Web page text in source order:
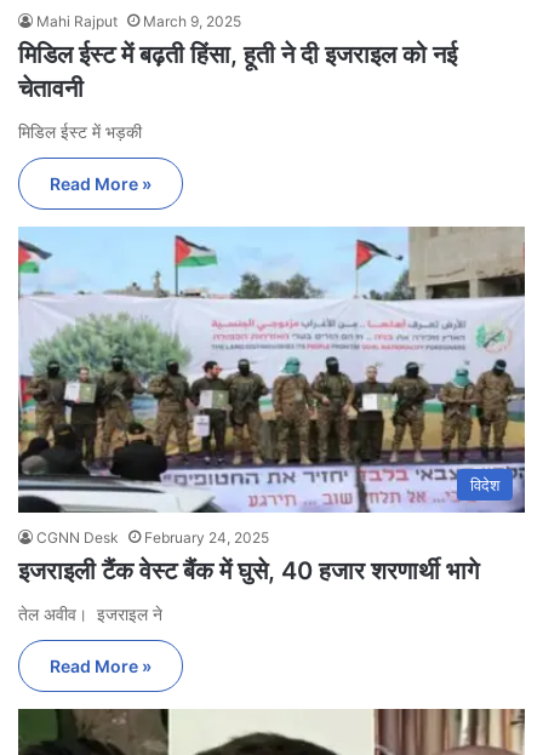
Mahi Rajput March 9, 2025
मिडिल ईस्ट में बढ़ती हिंसा, हूती ने दी इजराइल को नई
चेतावनी
मिडिल ईस्ट में भड़की
Read More »
विदेश
CGNN Desk February 24, 2025
इजराइली टैंक वेस्ट बैंक में घुसे, 40 हजार शरणार्थी भागे
तेल अवीव। इजराइल ने
Read More »